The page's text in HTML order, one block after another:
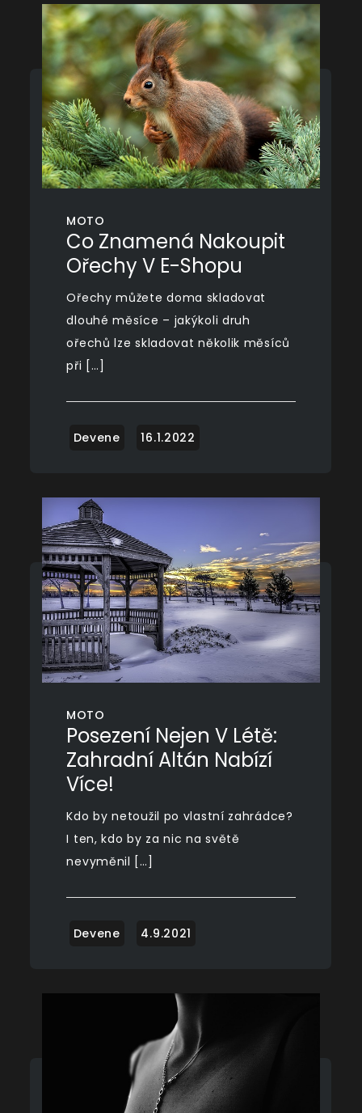
MOTO
Co Znamená Nakoupit
Ořechy V E-Shopu
Ořechy můžete doma skladovat
dlouhé měsíce – jakýkoli druh
ořechů lze skladovat několik měsíců
při […]
MOTO
Posezení Nejen V Létě:
Zahradní Altán Nabízí
Více!
Kdo by netoužil po vlastní zahrádce?
I ten, kdo by za nic na světě
nevyměnil […]